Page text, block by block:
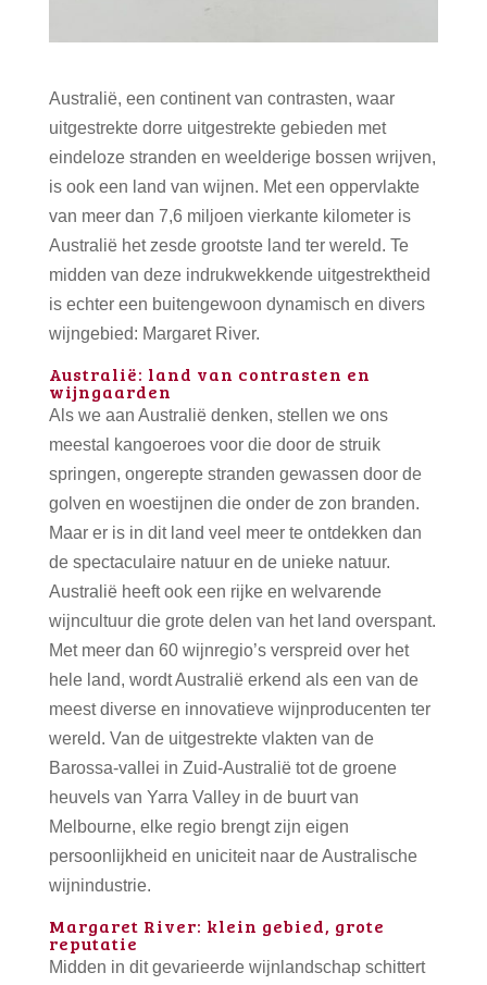
Australië, een continent van contrasten, waar
uitgestrekte dorre uitgestrekte gebieden met
eindeloze stranden en weelderige bossen wrijven,
is ook een land van wijnen. Met een oppervlakte
van meer dan 7,6 miljoen vierkante kilometer is
Australië het zesde grootste land ter wereld. Te
midden van deze indrukwekkende uitgestrektheid
is echter een buitengewoon dynamisch en divers
wijngebied: Margaret River.
Australië: land van contrasten en
wijngaarden
Als we aan Australië denken, stellen we ons
meestal kangoeroes voor die door de struik
springen, ongerepte stranden gewassen door de
golven en woestijnen die onder de zon branden.
Maar er is in dit land veel meer te ontdekken dan
de spectaculaire natuur en de unieke natuur.
Australië heeft ook een rijke en welvarende
wijncultuur die grote delen van het land overspant.
Met meer dan 60 wijnregio’s verspreid over het
hele land, wordt Australië erkend als een van de
meest diverse en innovatieve wijnproducenten ter
wereld. Van de uitgestrekte vlakten van de
Barossa-vallei in Zuid-Australië tot de groene
heuvels van Yarra Valley in de buurt van
Melbourne, elke regio brengt zijn eigen
persoonlijkheid en uniciteit naar de Australische
wijnindustrie.
Margaret River: klein gebied, grote
reputatie
Midden in dit gevarieerde wijnlandschap schittert